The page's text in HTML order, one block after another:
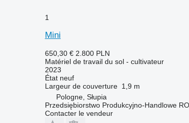
1
Mini
650,30 € 2.800 PLN
Matériel de travail du sol - cultivateur
2023
Étatneuf
Largeur de couverture 1,9 m
Pologne, Słupia
Przedsiębiorstwo Produkcyjno-Handlowe
Contacter le vendeur